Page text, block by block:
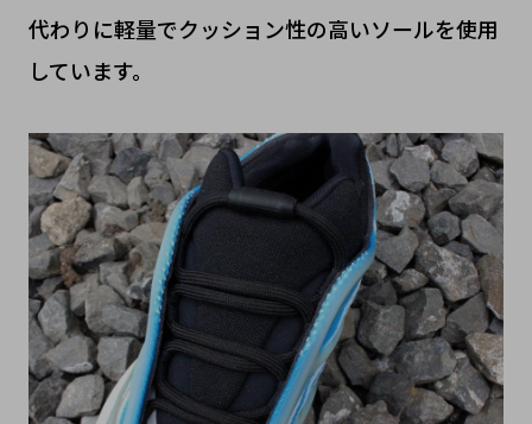
代わりに軽量でクッション性の高いソールを使用
しています。